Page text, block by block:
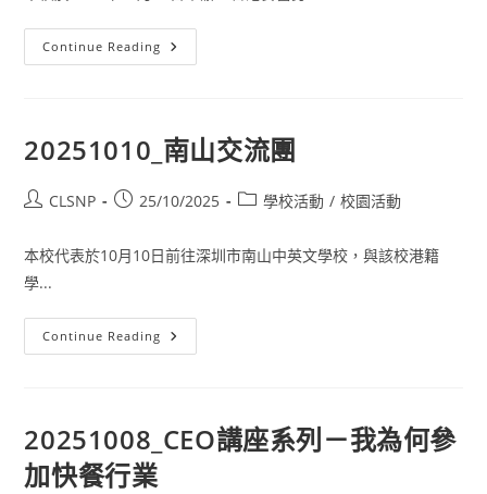
Continue Reading
20251010_南山交流團
CLSNP 25/10/2025 學校活動 / 校園活動
本校代表於10月10日前往深圳市南山中英文學校，與該校港籍
學...
Continue Reading
20251008_CEO講座系列－我為何參
加快餐行業